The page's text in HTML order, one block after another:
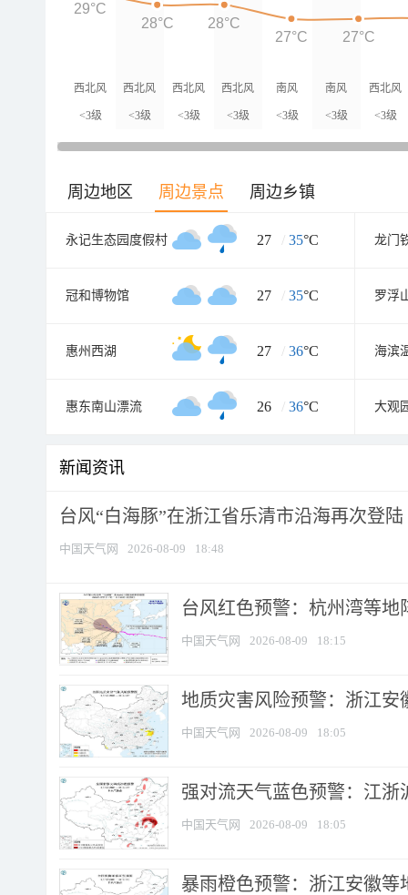
西北风
<3级
西北风
<3级
西北风
<3级
西北风
<3级
南风
<3级
南风
<3级
西北风
<3级
29°C
28°C
28°C
27°C
27°C
周边地区 周边景点 周边乡镇
永记生态园度假村 27 / 35°C 龙门
冠和博物馆 27 / 35°C 罗浮
惠州西湖 27 / 36°C
惠东南山漂流 26 / 36°C 大观
新闻资讯
台风“白海豚”在浙江省乐清市沿海再次登陆
中国天气网 2026-08-09 18:48
台风红色预警：杭州湾等地
中国天气网 2026-08-09 18:15
地质灾害风险预警：浙江安
中国天气网 2026-08-09 18:05
强对流天气蓝色预警：江浙
中国天气网 2026-08-09 18:05
暴雨橙色预警：浙江安徽等